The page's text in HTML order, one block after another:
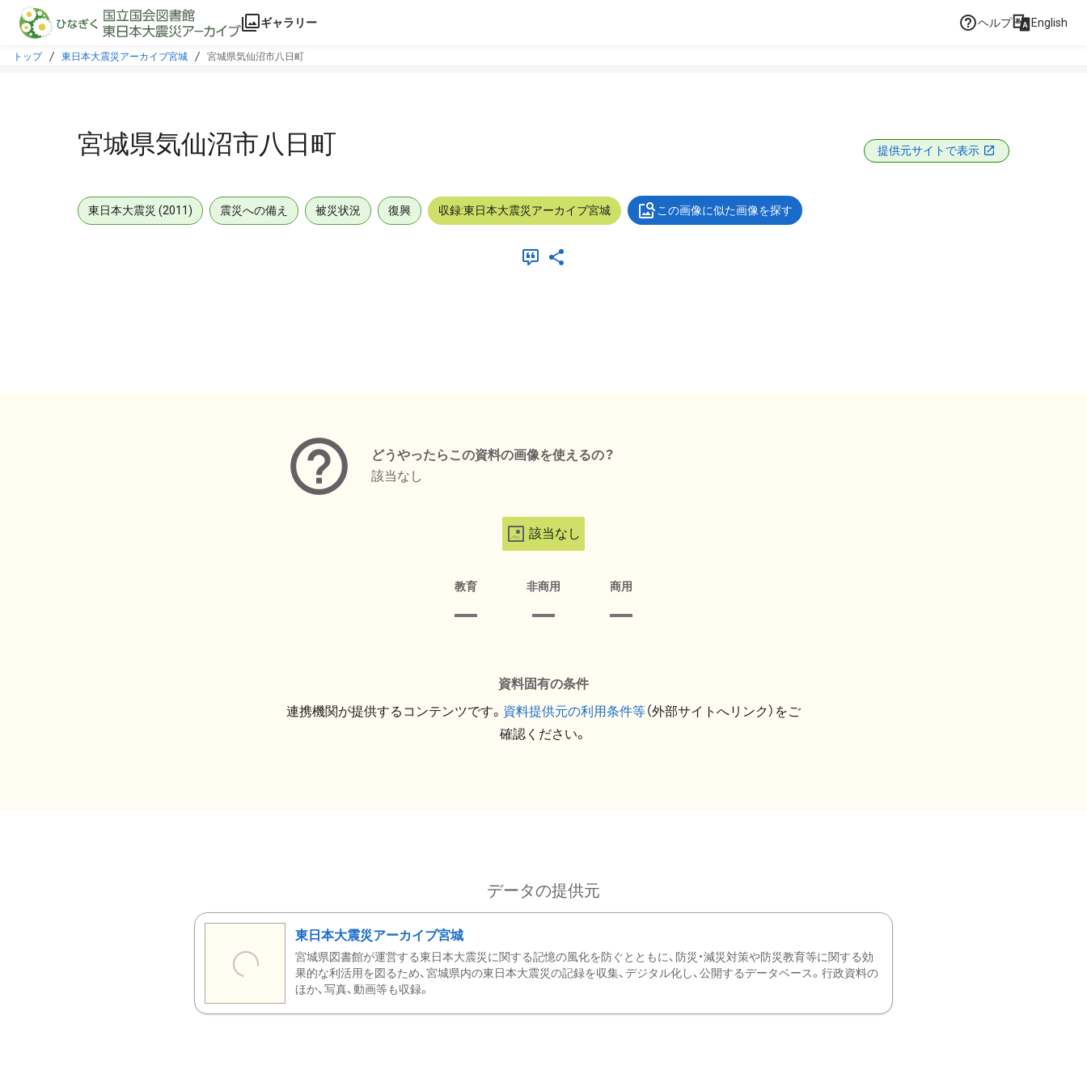
本文に飛ぶ
ギャラリー ヘルプ English
トップ 東日本大震災アーカイブ宮城 宮城県気仙沼市八日町
宮城県気仙沼市八日町 提供元サイトで表示
東日本大震災 (2011) 震災への備え 被災状況 復興 収録:東日本大震災アーカイブ宮城 この画像に似た画像を探す
どうやったらこの資料の画像を使えるの？
該当なし
該当なし
教育 非商用 商用
資料固有の条件
連携機関が提供するコンテンツです。 資料提供元の利用条件等（外部サイトへリンク）をご
確認ください。
データの提供元
東日本大震災アーカイブ宮城
宮城県図書館が運営する東日本大震災に関する記憶の風化を防ぐとともに、防災・減災対策や防災教育等に関する効
果的な利活用を図るため、宮城県内の東日本大震災の記録を収集、デジタル化し、公開するデータベース。行政資料の
ほか、写真、動画等も収録。